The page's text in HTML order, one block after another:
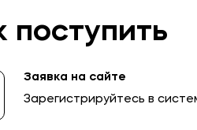
поступить
Заявка на сайте
Зарегистрируйтесь в